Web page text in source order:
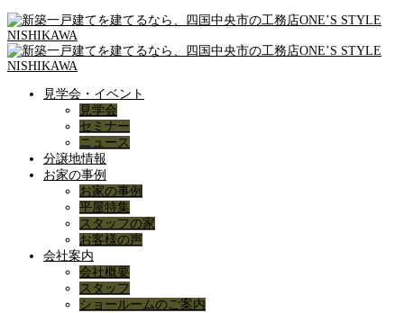
見学会・イベント
見学会
セミナー
ニュース
分譲地情報
お家の事例
お家の事例
平屋特集
スタッフの家
お客様の声
会社案内
会社概要
スタッフ
ショールームのご案内